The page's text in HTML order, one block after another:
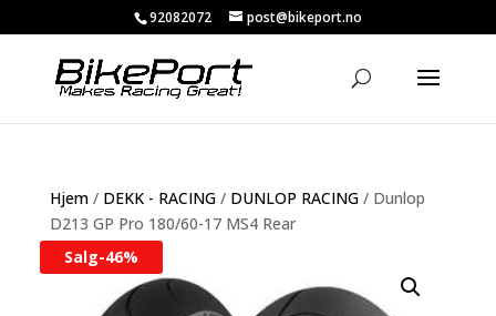
92082072 post@bikeport.no
Hjem/ DEKK - RACING/ DUNLOP RACING/ Dunlop
D213 GP Pro 180/60-17 MS4 Rear
Salg-46%